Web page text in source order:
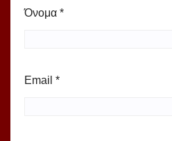
Όνομα *
Email *